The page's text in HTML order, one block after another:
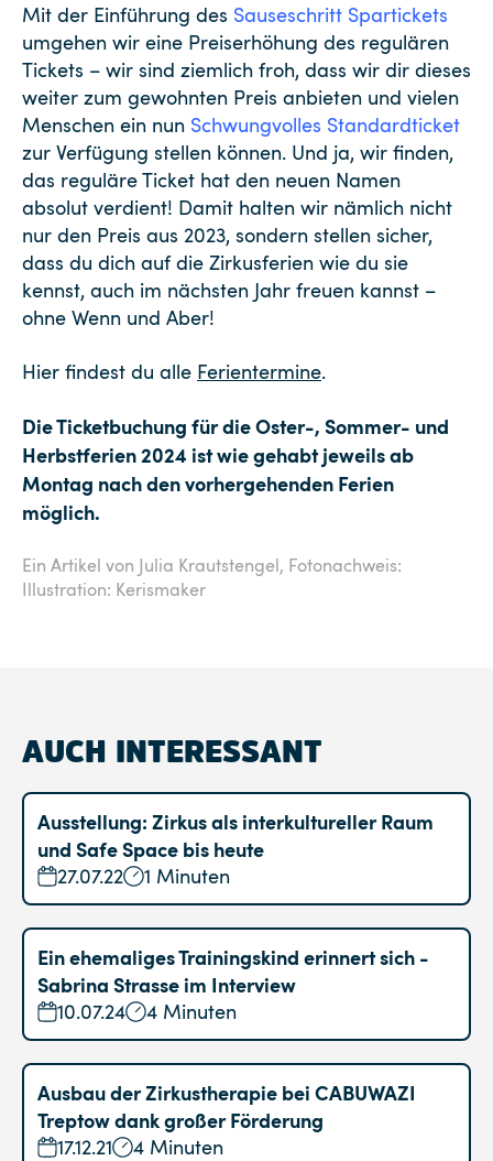
Mit der Einführung des Sauseschritt Spartickets
umgehen wir eine Preiserhöhung des regulären
Tickets – wir sind ziemlich froh, dass wir dir dieses
weiter zum gewohnten Preis anbieten und vielen
Menschen ein nun Schwungvolles Standardticket
zur Verfügung stellen können. Und ja, wir finden,
das reguläre Ticket hat den neuen Namen
absolut verdient! Damit halten wir nämlich nicht
nur den Preis aus 2023, sondern stellen sicher,
dass du dich auf die Zirkusferien wie du sie
kennst, auch im nächsten Jahr freuen kannst –
ohne Wenn und Aber!
Hier findest du alle Ferientermine.
Die Ticketbuchung für die Oster-, Sommer- und
Herbstferien 2024 ist wie gehabt jeweils ab
Montag nach den vorhergehenden Ferien
möglich.
Ein Artikel von Julia Krautstengel, Fotonachweis:
Illustration: Kerismaker
AUCH INTERESSANT
Ausstellung: Zirkus als interkultureller Raum
und Safe Space bis heute
27.07.22 1 Minuten
Ein ehemaliges Trainingskind erinnert sich -
Sabrina Strasse im Interview
10.07.24 4 Minuten
Ausbau der Zirkustherapie bei CABUWAZI
Treptow dank großer Förderung
17.12.21 4 Minuten